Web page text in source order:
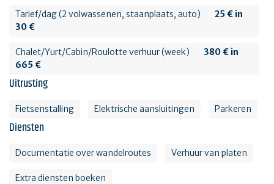
Tarief/dag (2 volwassenen, staanplaats, auto)
25 € in
30 €
Chalet/Yurt/Cabin/Roulotte verhuur (week)
380 € in
665 €
Uitrusting
Fietsenstalling Elektrische aansluitingen Parkeren
Diensten
Documentatie over wandelroutes Verhuur van platen
Extra diensten boeken